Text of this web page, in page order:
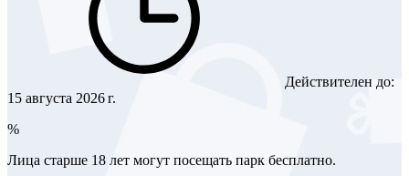
Действителен до:
15 августа 2026 г.
%
Лица старше 18 лет могут посещать парк бесплатно.